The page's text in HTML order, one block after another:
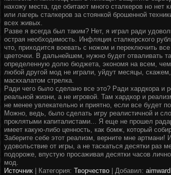
нахожу места, где обитают много сталкеров но
или лагерь сталкеров за стоянкой брошенной
всех живых.
Разве я всегда был таким? Нет, я играл ради
острая необходимость. Инфляция сталкерского
что, приходится воевать с ножом и переключить
цветочки. В дальнейшем, нужно будет отваливать
определенную долю бюджета, экономя на всем,
любой другой мод не играли, уйдут месяцы,
маскхалатом стрелка.
Ради чего было сделано все это? Ради хардкора и
реальной жизни, а не игровой. Там хардкор и
не менее увлекательно и приятно, если все будет
Можно, ведь, было сделать игру реалистичной и
проклятыми капиталистами... Я еще не прошел
имеет какую-либо ценность, как бомж, который
Заберите себе этот реализм, верните мне артмани!
удовольствие от игры, а не таскаться десятки раз
подороже, впустую просаживая десятки часов
мод.
Источник
Категория: Творчество | Добавил: aimward